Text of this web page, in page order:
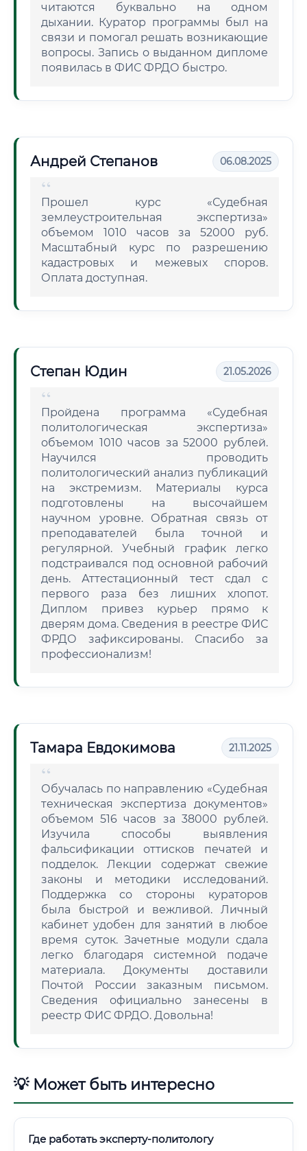
читаются буквально на одном
дыхании. Куратор программы был на
связи и помогал решать возникающие
вопросы. Запись о выданном дипломе
появилась в ФИС ФРДО быстро.
Андрей Степанов 06.08.2025
Прошел курс «Судебная
землеустроительная экспертиза»
объемом 1010 часов за 52000 руб.
Масштабный курс по разрешению
кадастровых и межевых споров.
Оплата доступная.
Степан Юдин 21.05.2026
Пройдена программа «Судебная
политологическая экспертиза»
объемом 1010 часов за 52000 рублей.
Научился проводить
политологический анализ публикаций
на экстремизм. Материалы курса
подготовлены на высочайшем
научном уровне. Обратная связь от
преподавателей была точной и
регулярной. Учебный график легко
подстраивался под основной рабочий
день. Аттестационный тест сдал с
первого раза без лишних хлопот.
Диплом привез курьер прямо к
дверям дома. Сведения в реестре ФИС
ФРДО зафиксированы. Спасибо за
профессионализм!
Тамара Евдокимова 21.11.2025
Обучалась по направлению «Судебная
техническая экспертиза документов»
объемом 516 часов за 38000 рублей.
Изучила способы выявления
фальсификации оттисков печатей и
подделок. Лекции содержат свежие
законы и методики исследований.
Поддержка со стороны кураторов
была быстрой и вежливой. Личный
кабинет удобен для занятий в любое
время суток. Зачетные модули сдала
легко благодаря системной подаче
материала. Документы доставили
Почтой России заказным письмом.
Сведения официально занесены в
реестр ФИС ФРДО. Довольна!
💡 Может быть интересно
Где работать эксперту-политологу